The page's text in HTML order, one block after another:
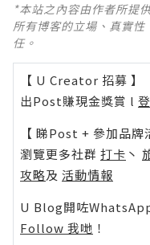
*本站之內容由作者所提
所有博客的立場、真實
任。
【 U Creator 招募 】
出Post賺現金獎賞 l
【 睇Post + 參加品牌
瀏覽更多社群 打卡 丶
攻略及 活動情報
U Blog開咗
Follow 我哋 ！